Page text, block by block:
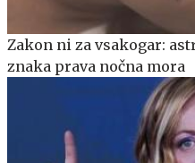
Zakon ni za vsakogar:
znaka prava nočna mora